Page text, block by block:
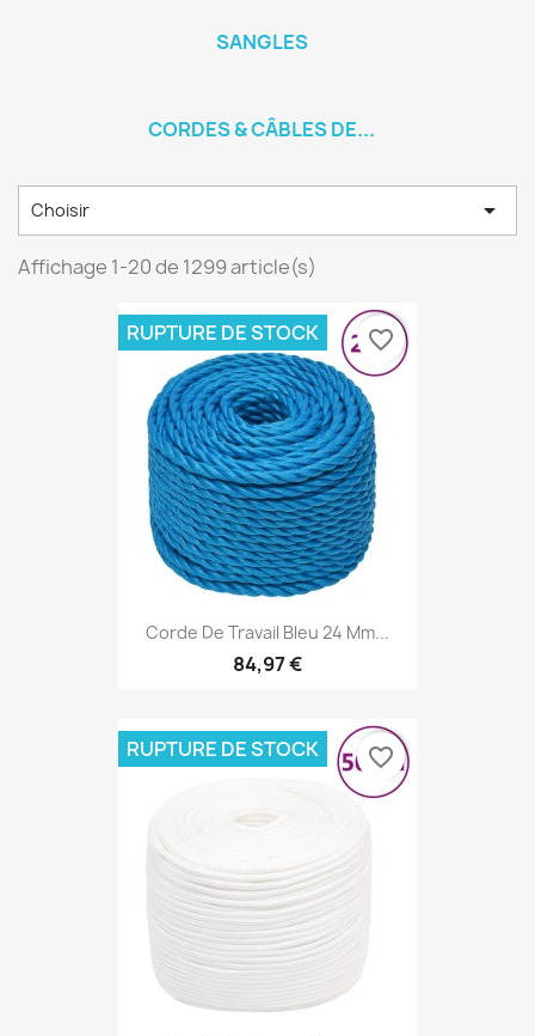
SANGLES
CORDES & CÂBLES DE...
Choisir 
Affichage 1-20 de 1299 article(s)
Corde De Travail Bleu 24 Mm...
84,97 €
RUPTURE DE STOCK favorite_border
RUPTURE DE STOCK favorite_border